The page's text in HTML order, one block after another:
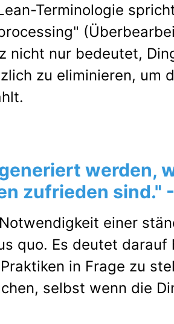
Terminologie
nicht nur bedeutet,
zu eliminieren, um
werden,
zufrieden sind."
einer
quo. Es deutet darauf
in Frage zu
selbst wenn die